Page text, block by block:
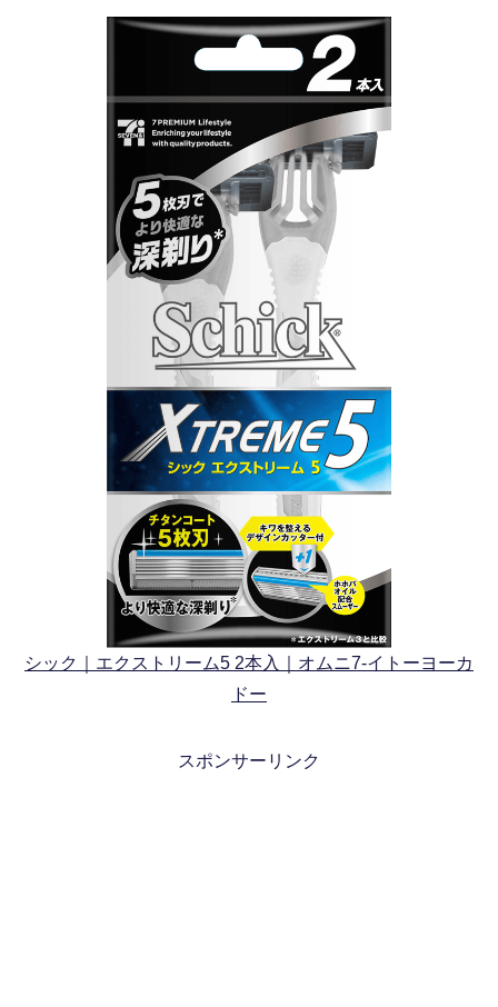
シック｜エクストリーム5 2本入｜オムニ7-イトーヨーカ
ドー
スポンサーリンク